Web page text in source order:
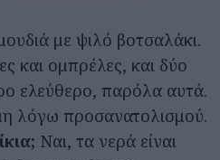
με ψιλό βοτσαλάκι.
και ομπρέλες, και δύο
ελεύθερο, παρόλα αυτά.
λόγω προσανατολισμού.
Ναι, τα νερά είναι